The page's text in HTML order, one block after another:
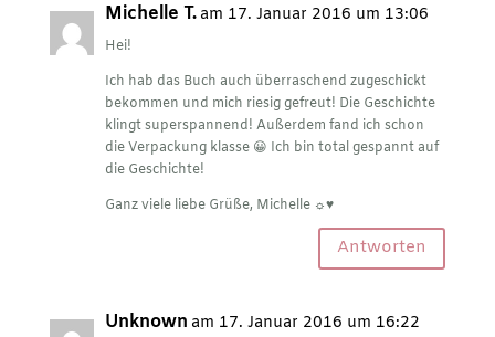
Michelle T. am 17. Januar 2016 um 13:06
Hei!
Ich hab das Buch auch überraschend zugeschickt
bekommen und mich riesig gefreut! Die Geschichte
klingt superspannend! Außerdem fand ich schon
die Verpackung klasse 😀 Ich bin total gespannt auf
die Geschichte!
Ganz viele liebe Grüße, Michelle ☼♥
Antworten
Unknown am 17. Januar 2016 um 16:22